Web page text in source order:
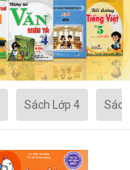
Sách Lớp 4